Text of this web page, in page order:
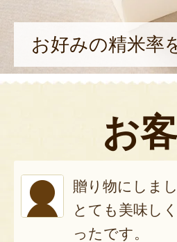
お好みの精米率
お
贈り物にしまし
とても美味し
ったです。